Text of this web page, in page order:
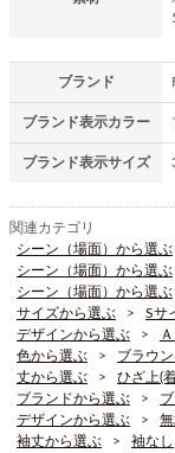
ブランド
ブランド表示カラー
ブランド表示サイズ
関連カテゴリ
シーン（場面）から選ぶ
シーン（場面）から選ぶ
シーン（場面）から選ぶ
サイズから選ぶ
Sサ
デザインから選ぶ
色から選ぶ
ブラウン
丈から選ぶ
ひざ上(
ブランドから選ぶ
デザインから選ぶ
袖丈から選ぶ
袖なし